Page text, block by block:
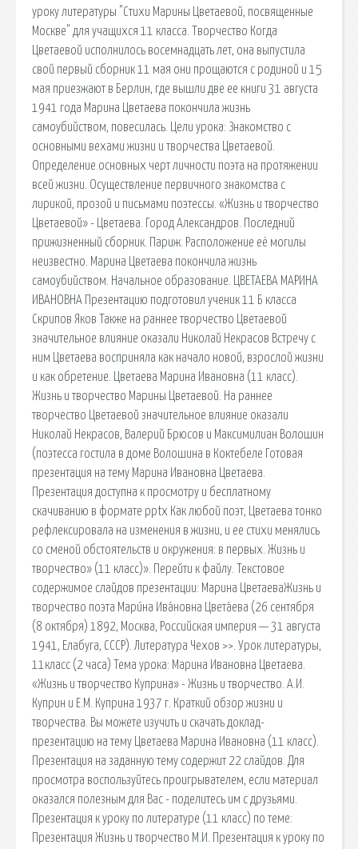
уроку литературы "Стихи Марины Цветаевой, посвященные
Москве" для учащихся 11 класса. Творчество Когда
Цветаевой исполнилось восемнадцать лет, она выпустила
свой первый сборник 11 мая они прощаются с родиной и 15
мая приезжают в Берлин, где вышли две ее книги 31 августа
1941 года Марина Цветаева покончила жизнь
самоубийством, повесилась. Цели урока: Знакомство с
основными вехами жизни и творчества Цветаевой.
Определение основных черт личности поэта на протяжении
всей жизни. Осуществление первичного знакомства с
лирикой, прозой и письмами поэтессы. «Жизнь и творчество
Цветаевой» - Цветаева. Город Александров. Последний
прижизненный сборник. Париж. Расположение её могилы
неизвестно. Марина Цветаева покончила жизнь
самоубийством. Начальное образование. ЦВЕТАЕВА МАРИНА
ИВАНОВНА Презентацию подготовил ученик 11 Б класса
Скрипов Яков Также на раннее творчество Цветаевой
значительное влияние оказали Николай Некрасов Встречу с
ним Цветаева восприняла как начало новой, взрослой жизни
и как обретение. Цветаева Марина Ивановна (11 класс).
Жизнь и творчество Марины Цветаевой. На раннее
творчество Цветаевой значительное влияние оказали
Николай Некрасов, Валерий Брюсов и Максимилиан Волошин
(поэтесса гостила в доме Волошина в Коктебеле Готовая
презентация на тему Марина Ивановна Цветаева.
Презентация доступна к просмотру и бесплатному
скачиванию в формате pptx Как любой поэт, Цветаева тонко
рефлексировала на изменения в жизни, и ее стихи менялись
со сменой обстоятельств и окружения: в первых. Жизнь и
творчество» (11 класс)». Перейти к файлу. Текстовое
содержимое слайдов презентации: Марина ЦветаеваЖизнь и
творчество поэта Мари́на Ива́новна Цвета́ева (26 сентября
(8 октября) 1892, Москва, Российская империя — 31 августа
1941, Елабуга, СССР). Литература Чехов >>. Урок литературы,
11класс (2 часа) Тема урока: Марина Ивановна Цветаева.
«Жизнь и творчество Куприна» - Жизнь и творчество. А.И.
Куприн и Е.М. Куприна 1937 г. Краткий обзор жизни и
творчества. Вы можете изучить и скачать доклад-
презентацию на тему Цветаева Марина Ивановна (11 класс).
Презентация на заданную тему содержит 22 слайдов. Для
просмотра воспользуйтесь проигрывателем, если материал
оказался полезным для Вас - поделитесь им с друзьями.
Презентация к уроку по литературе (11 класс) по теме:
Презентация Жизнь и творчество М.И. Презентация к уроку по